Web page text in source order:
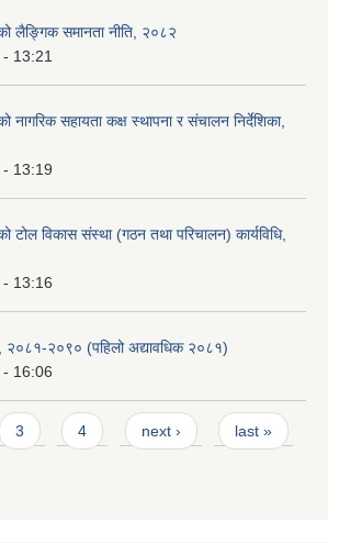
लैङ्गिक समानता नीति, २०८२
13:21
नागरिक सहायता कक्ष स्थापना र संचालन निर्देशिका,
13:19
टोल विकास संस्था (गठन तथा परिचालन) कार्यविधि,
13:16
२०८१-२०९० ‌‍(पहिलो अद्यावधिक २०८१)
16:06
3 4 next › last »